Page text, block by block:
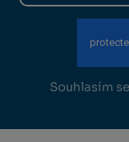
Souhlasím se